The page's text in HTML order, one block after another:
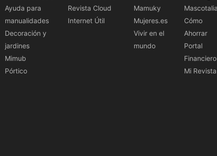
Ayuda para
manualidades
Decoración y
jardines
Mimub
Pórtico
Revista Cloud
Internet Útil
Mamuky
Mujeres.es
Vivir en el
mundo
Cómo
Ahorrar
Portal
Financiero
Mi Revista